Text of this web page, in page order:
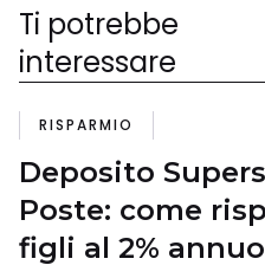
Ti potrebbe
interessare
RISPARMIO
Deposito
Poste: come
figli al 2%